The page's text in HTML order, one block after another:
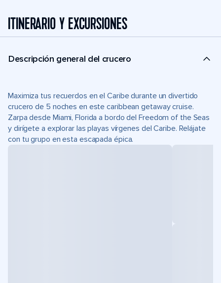
ITINERARIO Y EXCURSIONES
Descripción general del crucero
Maximiza tus recuerdos en el Caribe durante un divertido
crucero de 5 noches en este caribbean getaway cruise.
Zarpa desde Miami, Florida a bordo del Freedom of the Seas
y dirígete a explorar las playas vírgenes del Caribe. Relájate
con tu grupo en esta escapada épica.